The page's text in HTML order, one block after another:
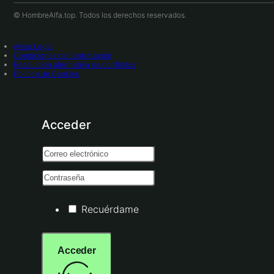
© HombreAlfa.top. Todos los derechos reservados.
Aviso Legal
Condiciones de contratación
Resolución alternativa de conflictos
Política de Cookies
Acceder
Recuérdame
Acceder